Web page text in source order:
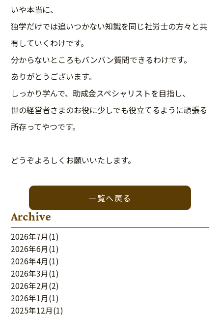
いや本当に、
独学だけでは追いつかない知識を同じ社労士の方々と共
有していくわけです。
分からないところもバンバン質問できるわけです。
ありがとうございます。
しっかり学んで、助成金スペシャリストを目指し、
世の経営者さまのお役に少しでも役立てるように頑張る
所存ってやつです。
どうぞよろしくお願いいたします。
ビ
ゲ
ー
シ
ョ
ン
一覧へ戻る
Archive
2026年7月(1)
2026年6月(1)
2026年4月(1)
2026年3月(1)
2026年2月(2)
2026年1月(1)
2025年12月(1)